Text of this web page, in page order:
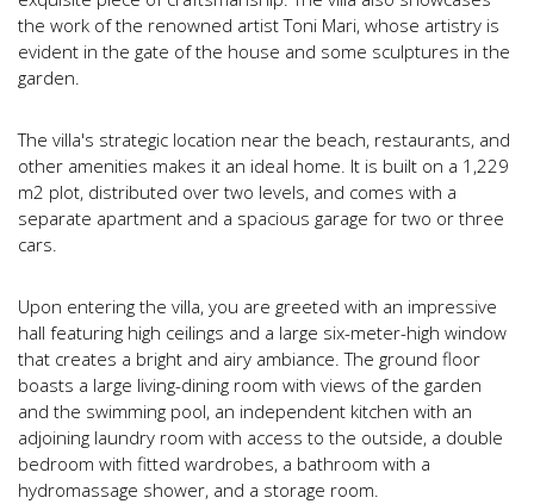
the work of the renowned artist Toni Mari, whose artistry is
evident in the gate of the house and some sculptures in the
garden.
The villa's strategic location near the beach, restaurants, and
other amenities makes it an ideal home. It is built on a 1,229
m2 plot, distributed over two levels, and comes with a
separate apartment and a spacious garage for two or three
cars.
Upon entering the villa, you are greeted with an impressive
hall featuring high ceilings and a large six-meter-high window
that creates a bright and airy ambiance. The ground floor
boasts a large living-dining room with views of the garden
and the swimming pool, an independent kitchen with an
adjoining laundry room with access to the outside, a double
bedroom with fitted wardrobes, a bathroom with a
hydromassage shower, and a storage room.